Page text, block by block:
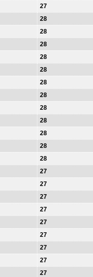
27
28
28
28
28
28
28
28
28
28
28
28
28
27
27
27
27
27
27
27
27
27